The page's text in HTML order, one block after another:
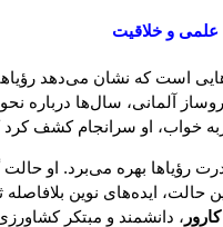
و خلاقیت
است که نشان می‌دهد
خواب، او سرانجام کشف
رؤیاها بهره می‌برد. او
حالت، ایده‌های نوین
، دانشمند و مبتکر